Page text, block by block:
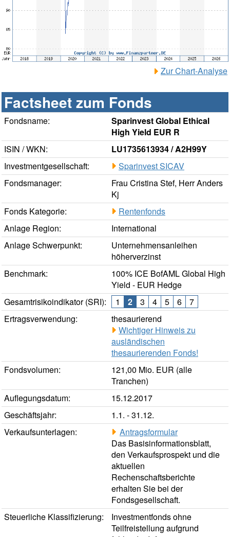
Zur Chart-Analyse
Factsheet zum Fonds
Fondsname:
Sparinvest Global Ethical
High Yield EUR R
ISIN / WKN:
LU1735613934 / A2H99Y
Investmentgesellschaft:
Sparinvest SICAV
Fondsmanager:
Frau Cristina Stef, Herr Anders
Kj
Fonds Kategorie:
Rentenfonds
Anlage Region:
International
Anlage Schwerpunkt:
Unternehmensanleihen
höherverzinst
Benchmark:
100% ICE BofAML Global High
Yield - EUR Hedge
Gesamtrisikoindikator (SRI):
1 2 3 4 5 6
7
Ertragsverwendung:
thesaurierend
Wichtiger Hinweis zu
ausländischen
thesaurierenden Fonds!
Fondsvolumen:
121,00 Mio. EUR (alle
Tranchen)
Auflegungsdatum:
15.12.2017
Geschäftsjahr:
1.1. - 31.12.
Verkaufsunterlagen:
Antragsformular
Das Basisinformationsblatt,
den Verkaufsprospekt und die
aktuellen
Rechenschaftsberichte
erhalten Sie bei der
Fondsgesellschaft.
Steuerliche Klassifizierung:
Investmentfonds ohne
Teilfreistellung aufgrund